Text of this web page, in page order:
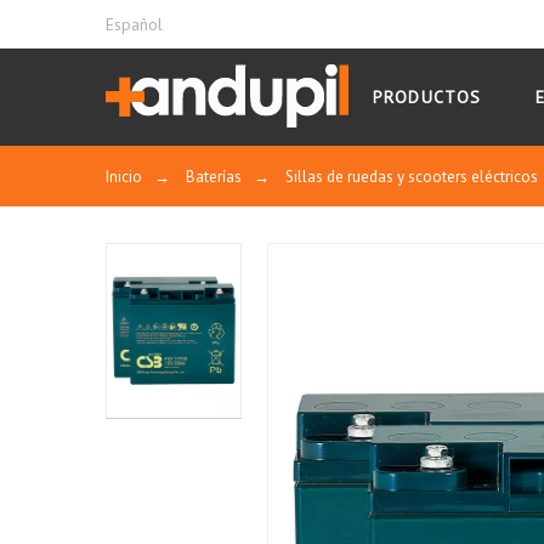
Español
PRODUCTOS
Inicio → Baterías → Sillas de ruedas y scooters eléctricos
La batería EVX es especialmente
Cuando se utiliza en un entorno seguro,
Sellada y aislada, se puede colocar en
Con la fórmula especial para fabricar
Larga duración, baja tasa de
Es segura y de baja resistencia, así que
Uso cíclico.
Alta tasa de descarga.
Recuperación de descarga profunda.